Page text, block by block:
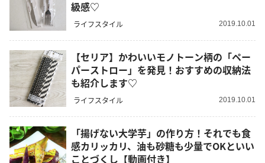
級感♡
ライフスタイル 2019.10.01
【セリア】かわいいモノトーン柄の「ペー
パーストロー」を発見！おすすめの収納法
も紹介します♡
ライフスタイル 2019.10.01
「揚げない大学芋」の作り方！それでも食
感カリッカリ、油も砂糖も少量でOKといい
ことづくし【動画付き】